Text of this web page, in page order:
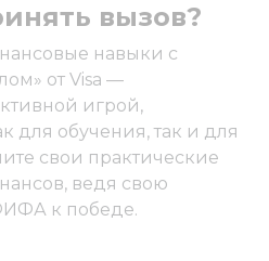
вызов?
навыки с
от Visa —
игрой,
для обучения, так и для
свои практические
ведя свою
к победе.